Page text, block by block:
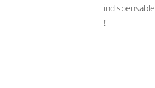
indispensable
!